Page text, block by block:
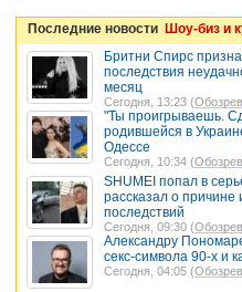
Последние новости Шоу-биз и
Бритни Спирс
последствия
месяц
Сегодня, 13:23 (
"Ты проигрываешь.
родившейся в
Одессе
Сегодня, 10:34 (
SHUMEI попал в
рассказал о
последствий
Сегодня, 09:30 (
Александру
секс-символа 90-х и
Сегодня, 04:05 (